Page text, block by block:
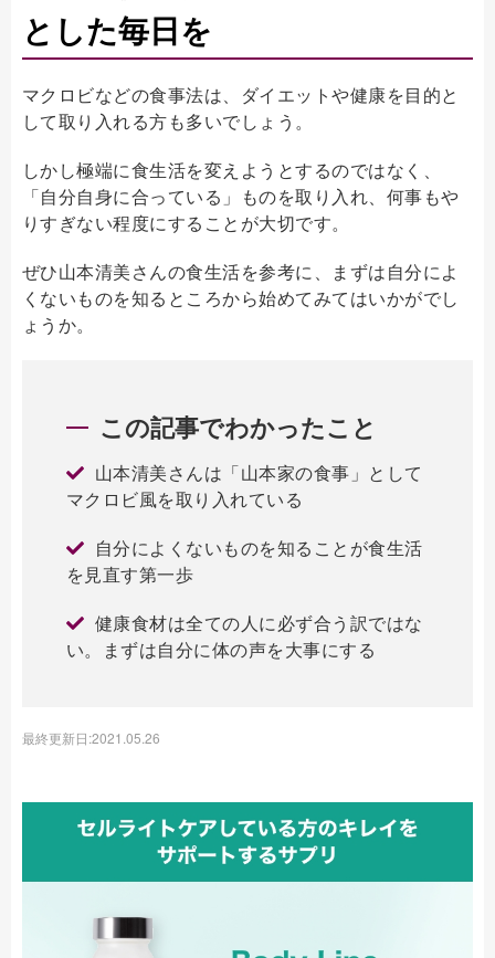
とした毎日を
マクロビなどの食事法は、ダイエットや健康を目的と
して取り入れる方も多いでしょう。
しかし極端に食生活を変えようとするのではなく、
「自分自身に合っている」ものを取り入れ、何事もや
りすぎない程度にすることが大切です。
ぜひ山本清美さんの食生活を参考に、まずは自分によ
くないものを知るところから始めてみてはいかがでし
ょうか。
この記事でわかったこと
山本清美さんは「山本家の食事」として
マクロビ風を取り入れている
自分によくないものを知ることが食生活
を見直す第一歩
健康食材は全ての人に必ず合う訳ではな
い。まずは自分に体の声を大事にする
最終更新日:2021.05.26